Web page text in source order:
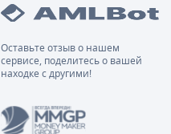
Оставьте отзыв о нашем
сервисе, поделитесь о вашей
находке с другими!